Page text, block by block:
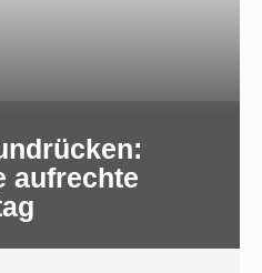
aufrechte